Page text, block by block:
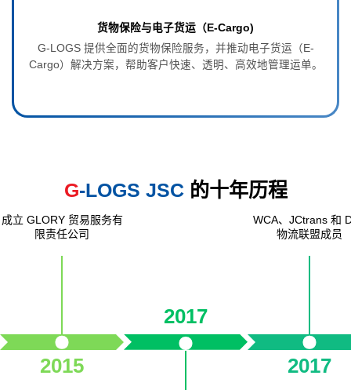
货物保险与电子货运（E-Cargo)
G-LOGS 提供全面的货物保险服务，并推动电子货运（E-
Cargo）解决方案，帮助客户快速、透明、高效地管理运单。
G-LOGS JSC的十年历程
成立 GLORY 贸易服务有
限责任公司
2015
2017
WCA、JCtrans 和
物流联盟成员
2017